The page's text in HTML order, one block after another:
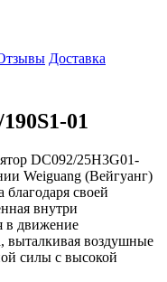
Доставка
01
DC092/25H3G01-
Weiguang (Вейгуанг)
своей
внутри
в движение
выталкивая воздушные
силы с высокой